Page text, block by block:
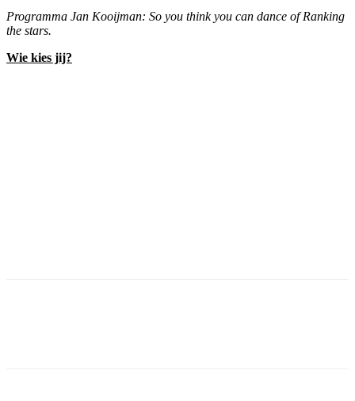
Programma Jan Kooijman: So you think you can dance of Ranking
the stars.
Wie kies jij?